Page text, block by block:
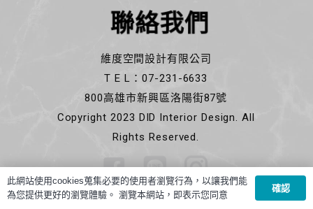
聯絡我們
維度空間設計有限公司
T E L：07-231-6633
800高雄市新興區洛陽街87號
Copyright 2023 DID Interior Design. All
Rights Reserved.
此網站使用cookies蒐集必要的使用者瀏覽行為，以讓我們能
為您提供更好的瀏覽體驗。 瀏覽本網站，即表示您同意
確認